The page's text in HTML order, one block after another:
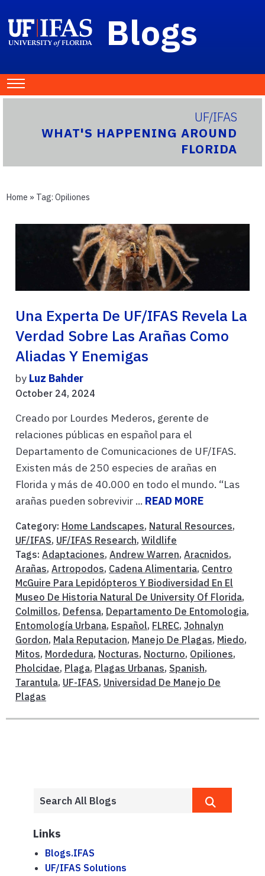
Blogs
UF/IFAS
WHAT'S HAPPENING AROUND
FLORIDA
Home » Tag: Opiliones
Una Experta De UF/IFAS Revela La
Verdad Sobre Las Arañas Como
Aliadas Y Enemigas
by Luz Bahder
October 24, 2024
Creado por Lourdes Mederos, gerente de
relaciones públicas en español para el
Departamento de Comunicaciones de UF/IFAS.
Existen más de 250 especies de arañas en
Florida y más de 40.000 en todo el mundo. “Las
arañas pueden sobrevivir ... READ MORE
Category: Home Landscapes, Natural Resources,
UF/IFAS, UF/IFAS Research, Wildlife
Tags: Adaptaciones, Andrew Warren, Aracnidos,
Arañas, Artropodos, Cadena Alimentaria, Centro
McGuire Para Lepidópteros Y Biodiversidad En El
Museo De Historia Natural De University Of Florida,
Colmillos, Defensa, Departamento De Entomologia,
Entomología Urbana, Español, FLREC, Johnalyn
Gordon, Mala Reputacion, Manejo De Plagas, Miedo,
Mitos, Mordedura, Nocturas, Nocturno, Opiliones,
Pholcidae, Plaga, Plagas Urbanas, Spanish,
Tarantula, UF-IFAS, Universidad De Manejo De
Plagas
Links
Blogs.IFAS
UF/IFAS Solutions